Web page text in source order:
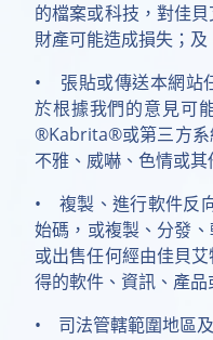
的檔案或科技，對佳
財產可能造成損失；及
• 張貼或傳送本網站
於根據我們的意見可
®Kabrita®或第三方系
不雅、威嚇、色情或
• 複製、進行軟件反
始碼，或複製、分發
或出售任何經由佳貝
得的軟件、資訊、產品
• 司法管轄範圍地區